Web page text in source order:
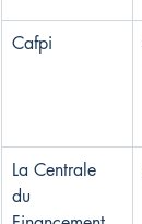
Cafpi
La Centrale
du